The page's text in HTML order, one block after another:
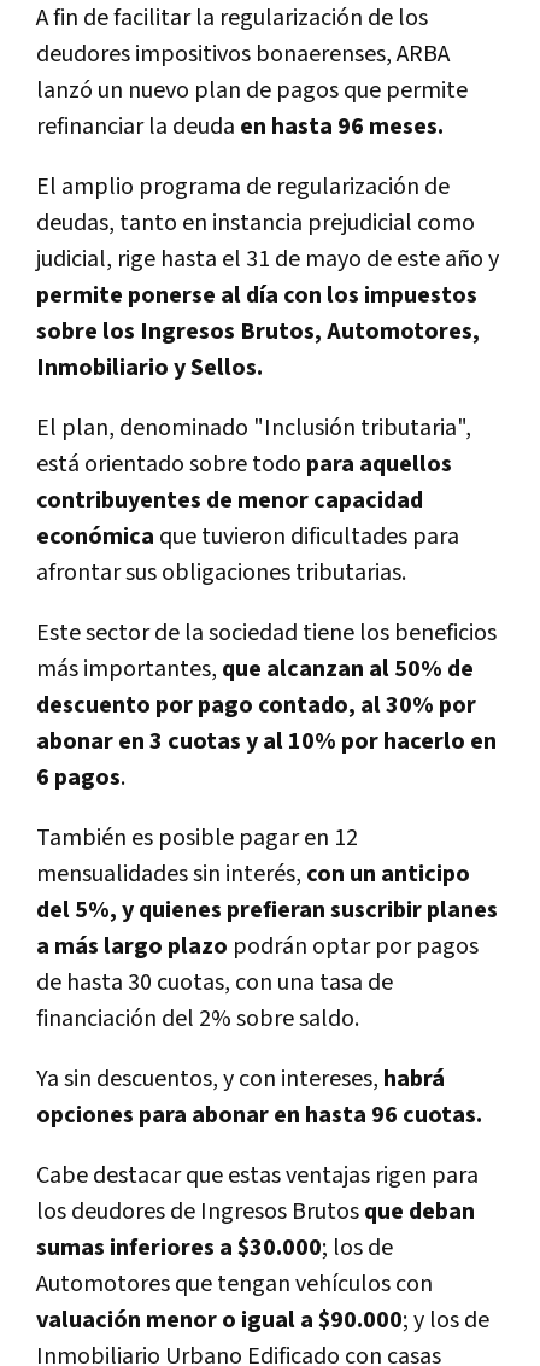
A fin de facilitar la regularización de los
deudores impositivos bonaerenses, ARBA
lanzó un nuevo plan de pagos que permite
refinanciar la deuda en hasta 96 meses.
El amplio programa de regularización de
deudas, tanto en instancia prejudicial como
judicial, rige hasta el 31 de mayo de este año y
permite ponerse al día con los impuestos
sobre los Ingresos Brutos, Automotores,
Inmobiliario y Sellos.
El plan, denominado "Inclusión tributaria",
está orientado sobre todo para aquellos
contribuyentes de menor capacidad
económica que tuvieron dificultades para
afrontar sus obligaciones tributarias.
Este sector de la sociedad tiene los beneficios
más importantes, que alcanzan al 50% de
descuento por pago contado, al 30% por
abonar en 3 cuotas y al 10% por hacerlo en
6 pagos.
También es posible pagar en 12
mensualidades sin interés, con un anticipo
del 5%, y quienes prefieran suscribir planes
a más largo plazo podrán optar por pagos
de hasta 30 cuotas, con una tasa de
financiación del 2% sobre saldo.
Ya sin descuentos, y con intereses, habrá
opciones para abonar en hasta 96 cuotas.
Cabe destacar que estas ventajas rigen para
los deudores de Ingresos Brutosque deban
sumas inferiores a $30.000; los de
Automotores que tengan vehículos con
valuación menor o igual a $90.000; y los de
Inmobiliario Urbano Edificado con casas